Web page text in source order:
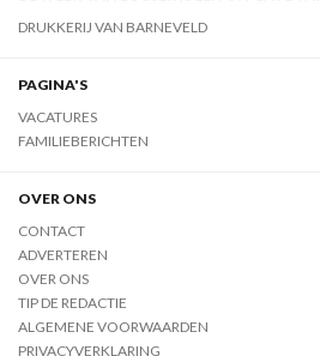
DRUKKERIJ VAN BARNEVELD
PAGINA'S
VACATURES
FAMILIEBERICHTEN
OVER ONS
CONTACT
ADVERTEREN
OVER ONS
TIP DE REDACTIE
ALGEMENE VOORWAARDEN
PRIVACYVERKLARING